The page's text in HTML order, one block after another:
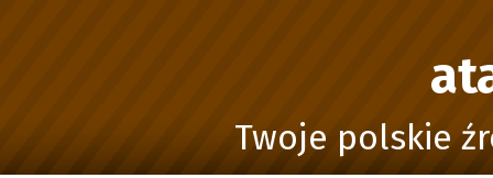
Twoje polskie